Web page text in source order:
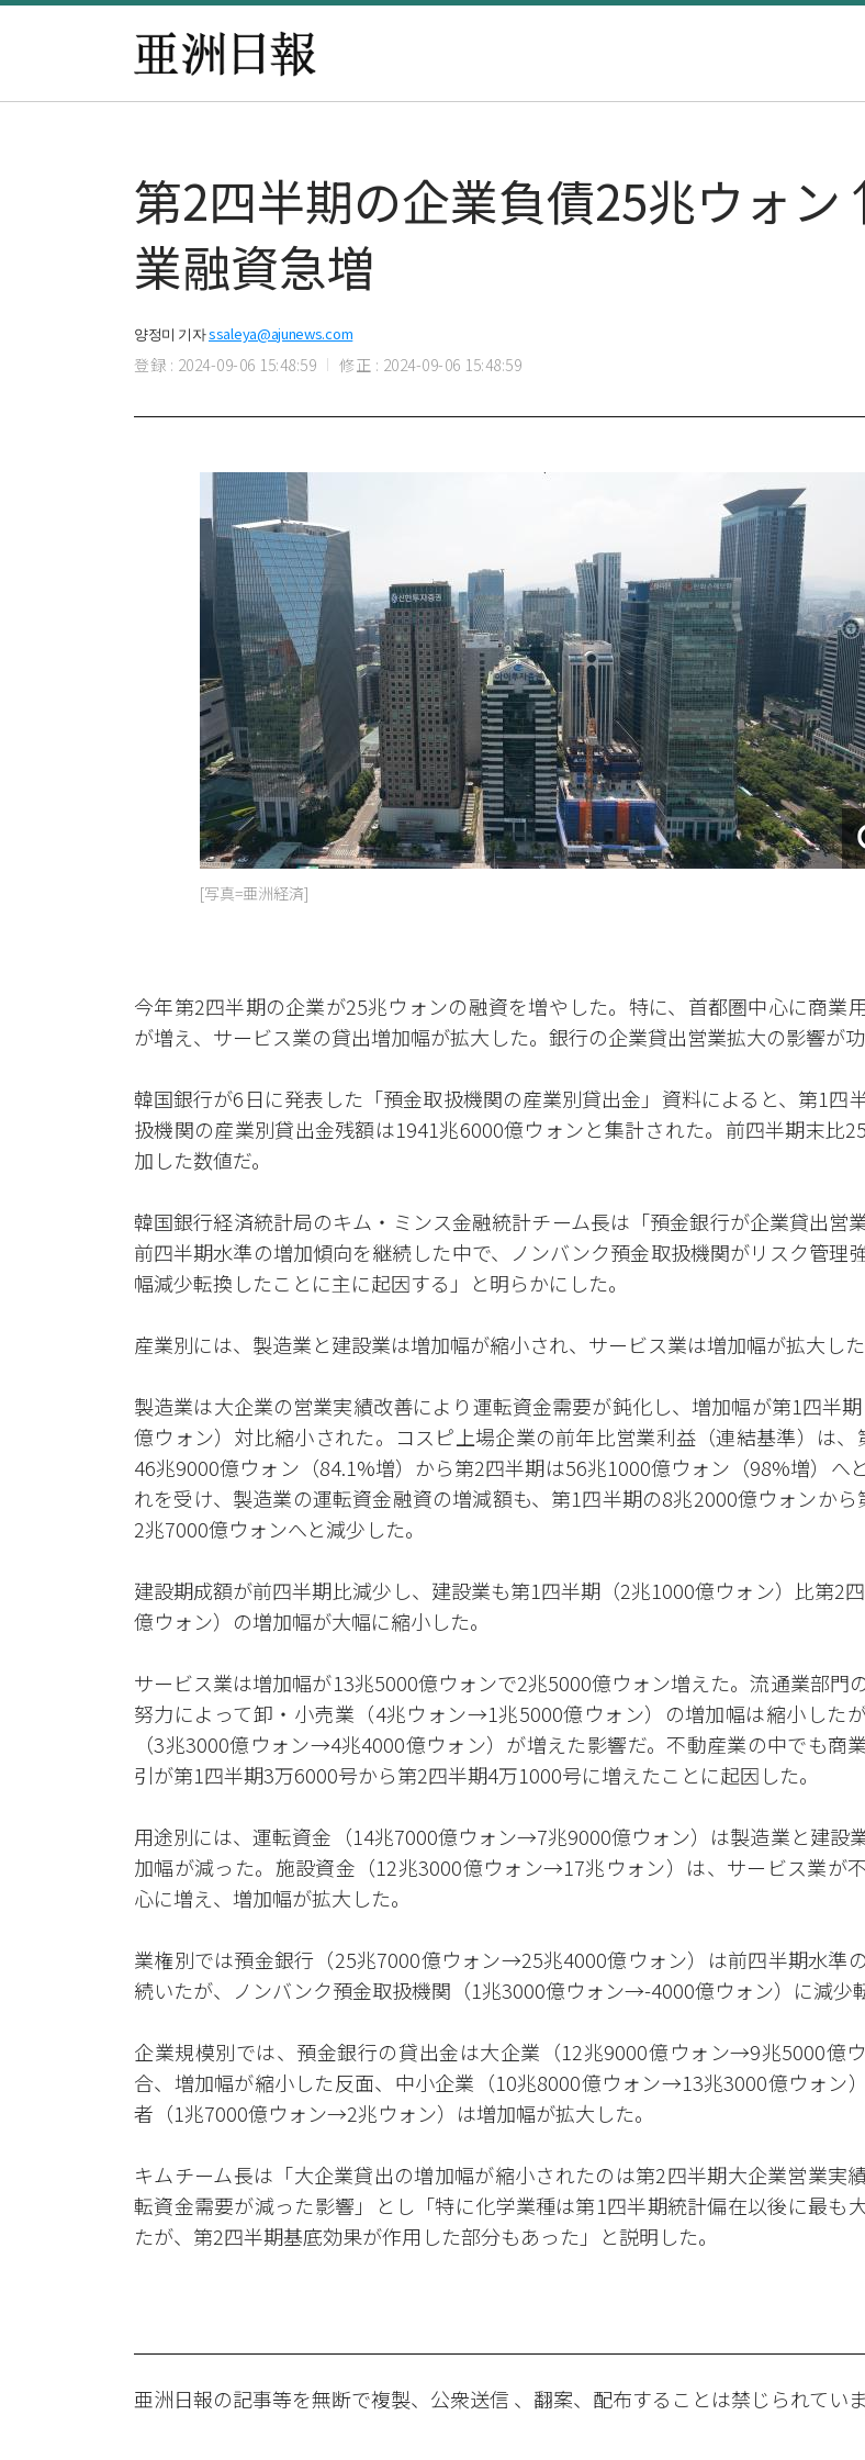
第2四半期の企業負債25兆ウォ
業融資急増
양정미 기자ssaleya@ajunews.com
登録 : 2024-09-06 15:48:59 修正 : 2024-09-06 15:48:59
[写真=亜洲経済]
今年第2四半期の企業が25兆ウォンの融資を増やした。特に、首都圏中心に商業
が増え、サービス業の貸出増加幅が拡大した。銀行の企業貸出営業拡大の影響が功
韓国銀行が6日に発表した「預金取扱機関の産業別貸出金」資料によると、第1四
扱機関の産業別貸出金残額は1941兆6000億ウォンと集計された。前四半期末比
加した数値だ。
韓国銀行経済統計局のキム・ミンス金融統計チーム長は「預金銀行が企業貸出営
前四半期水準の増加傾向を継続した中で、ノンバンク預金取扱機関がリスク管理
幅減少転換したことに主に起因する」と明らかにした。
産業別には、製造業と建設業は増加幅が縮小され、サービス業は増加幅が拡大した
製造業は大企業の営業実績改善により運転資金需要が鈍化し、増加幅が第1四半
億ウォン）対比縮小された。コスピ上場企業の前年比営業利益（連結基準）は、
46兆9000億ウォン（84.1%増）から第2四半期は56兆1000億ウォン（98%増）へ
れを受け、製造業の運転資金融資の増減額も、第1四半期の8兆2000億ウォンから
2兆7000億ウォンへと減少した。
建設期成額が前四半期比減少し、建設業も第1四半期（2兆1000億ウォン）比第2
億ウォン）の増加幅が大幅に縮小した。
サービス業は増加幅が13兆5000億ウォンで2兆5000億ウォン増えた。流通業部門
努力によって卸・小売業（4兆ウォン→1兆5000億ウォン）の増加幅は縮小した
（3兆3000億ウォン→4兆4000億ウォン）が増えた影響だ。不動産業の中でも商
引が第1四半期3万6000号から第2四半期4万1000号に増えたことに起因した。
用途別には、運転資金（14兆7000億ウォン→7兆9000億ウォン）は製造業と建設
加幅が減った。施設資金（12兆3000億ウォン→17兆ウォン）は、サービス業が
心に増え、増加幅が拡大した。
業権別では預金銀行（25兆7000億ウォン→25兆4000億ウォン）は前四半期水準
続いたが、ノンバンク預金取扱機関（1兆3000億ウォン→-4000億ウォン）に減少
企業規模別では、預金銀行の貸出金は大企業（12兆9000億ウォン→9兆5000億
合、増加幅が縮小した反面、中小企業（10兆8000億ウォン→13兆3000億ウォン
者（1兆7000億ウォン→2兆ウォン）は増加幅が拡大した。
キムチーム長は「大企業貸出の増加幅が縮小されたのは第2四半期大企業営業実
転資金需要が減った影響」とし「特に化学業種は第1四半期統計偏在以後に最も
たが、第2四半期基底効果が作用した部分もあった」と説明した。
亜洲日報の記事等を無断で複製、公衆送信 、翻案、配布することは禁じられていま